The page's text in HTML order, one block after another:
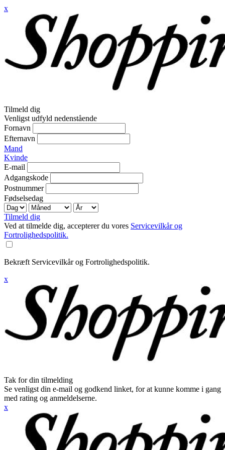
x
Tilmeld dig
Venligst udfyld nedenstående
Fornavn
Efternavn
Mand
Kvinde
E-mail
Adgangskode
Postnummer
Fødselsedag
Tilmeld dig
Ved at tilmelde dig, accepterer du vores Servicevilkår og
Fortrolighedspolitik.
Bekræft Servicevilkår og Fortrolighedspolitik.
x
Tak for din tilmelding
Se venligst din e-mail og godkend linket, for at kunne komme i gang
med rating og anmeldelserne.
x